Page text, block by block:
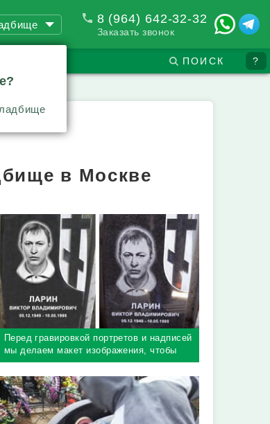
8 (964) 642-32-32
Заказать звонок
?
ПОИСК
в Москве
Перед гравировкой портретов и надписей
мы делаем макет изображения, чтобы
легко понять, что получится в результате